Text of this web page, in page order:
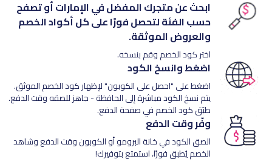
ابحث عن متجرك المفضل في الإمارات أو تصفح
حسب الفئة لتحصل فورًا على كل أكواد الخصم
والعروض الموثقة.
اختر كود الخصم وقم بنسخه.
اضغط وانسخ الكود
اضغط على "احصل على الكوبون" لإظهار كود الخصم الموثق.
يتم نسخ الكود مباشرة إلى الحافظة - جاهز للصقه وقت الدفع.
طبّق كود الخصم في صفحة الدفع.
وفّر وقت الدفع
الصق الكود في خانة البرومو أو الكوبون وقت الدفع وشاهد
الخصم يُطبق فورًا، استمتع بتوفيرك!